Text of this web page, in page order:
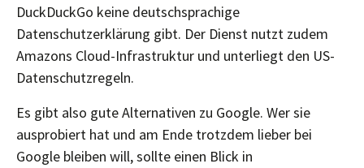
DuckDuckGo keine deutschsprachige
Datenschutzerklärung gibt. Der Dienst nutzt zudem
Amazons Cloud-Infrastruktur und unterliegt den US-
Datenschutzregeln.
Es gibt also gute Alternativen zu Google. Wer sie
ausprobiert hat und am Ende trotzdem lieber bei
Google bleiben will, sollte einen Blick in